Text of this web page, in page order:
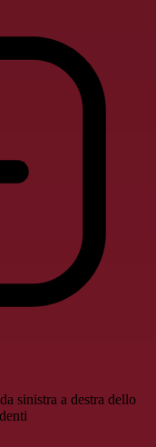
sinistra a destra dello